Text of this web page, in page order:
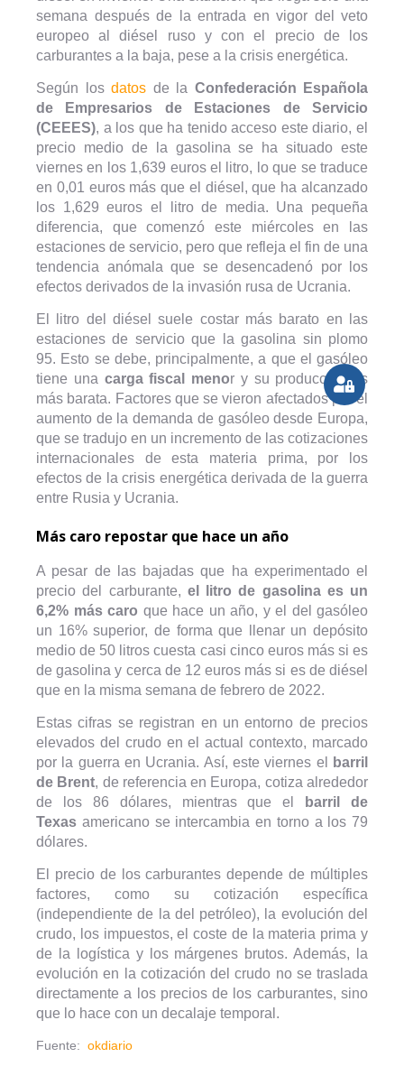
semana después de la entrada en vigor del veto
europeo al diésel ruso y con el precio de los
carburantes a la baja, pese a la crisis energética.
Según los datos de la Confederación Española
de Empresarios de Estaciones de Servicio
(CEEES), a los que ha tenido acceso este diario, el
precio medio de la gasolina se ha situado este
viernes en los 1,639 euros el litro, lo que se traduce
en 0,01 euros más que el diésel, que ha alcanzado
los 1,629 euros el litro de media. Una pequeña
diferencia, que comenzó este miércoles en las
estaciones de servicio, pero que refleja el fin de una
tendencia anómala que se desencadenó por los
efectos derivados de la invasión rusa de Ucrania.
El litro del diésel suele costar más barato en las
estaciones de servicio que la gasolina sin plomo
95. Esto se debe, principalmente, a que el gasóleo
tiene una carga fiscal menor y su producción es
más barata. Factores que se vieron afectados por el
aumento de la demanda de gasóleo desde Europa,
que se tradujo en un incremento de las cotizaciones
internacionales de esta materia prima, por los
efectos de la crisis energética derivada de la guerra
entre Rusia y Ucrania.
Más caro repostar que hace un año
A pesar de las bajadas que ha experimentado el
precio del carburante, el litro de gasolina es un
6,2% más caro que hace un año, y el del gasóleo
un 16% superior, de forma que llenar un depósito
medio de 50 litros cuesta casi cinco euros más si es
de gasolina y cerca de 12 euros más si es de diésel
que en la misma semana de febrero de 2022.
Estas cifras se registran en un entorno de precios
elevados del crudo en el actual contexto, marcado
por la guerra en Ucrania. Así, este viernes el
barril
de Brent, de referencia en Europa, cotiza alrededor
de los 86 dólares, mientras que el
barril de
Texas americano se intercambia en torno a los 79
dólares.
El precio de los carburantes depende de múltiples
factores, como su cotización específica
(independiente de la del petróleo), la evolución del
crudo, los impuestos, el coste de la materia prima y
de la logística y los márgenes brutos. Además, la
evolución en la cotización del crudo no se traslada
directamente a los precios de los carburantes, sino
que lo hace con un decalaje temporal.
Fuente: okdiario